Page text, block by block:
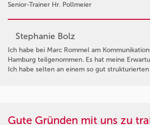
Senior-Trainer Hr. Pollmeier
Stephanie Bolz
Ich habe bei Marc Rommel am
Hamburg teilgenommen. Es hat meine
Ich habe selten an einem so gut
Gute Gründen mit uns zu